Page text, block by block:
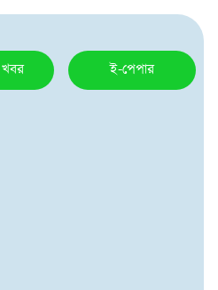
খবর ই-পেপার